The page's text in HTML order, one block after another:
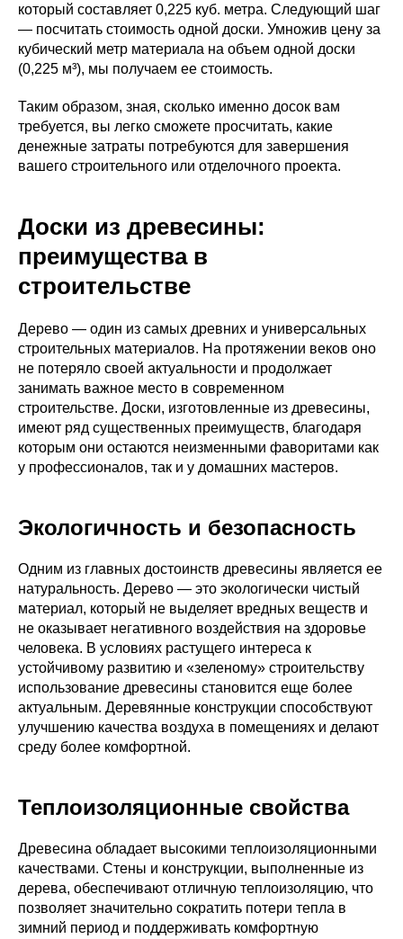
который составляет 0,225 куб. метра. Следующий шаг
— посчитать стоимость одной доски. Умножив цену за
кубический метр материала на объем одной доски
(0,225 м³), мы получаем ее стоимость.
Таким образом, зная, сколько именно досок вам
требуется, вы легко сможете просчитать, какие
денежные затраты потребуются для завершения
вашего строительного или отделочного проекта.
Доски из древесины:
преимущества в
строительстве
Дерево — один из самых древних и универсальных
строительных материалов. На протяжении веков оно
не потеряло своей актуальности и продолжает
занимать важное место в современном
строительстве. Доски, изготовленные из древесины,
имеют ряд существенных преимуществ, благодаря
которым они остаются неизменными фаворитами как
у профессионалов, так и у домашних мастеров.
Экологичность и безопасность
Одним из главных достоинств древесины является ее
натуральность. Дерево — это экологически чистый
материал, который не выделяет вредных веществ и
не оказывает негативного воздействия на здоровье
человека. В условиях растущего интереса к
устойчивому развитию и «зеленому» строительству
использование древесины становится еще более
актуальным. Деревянные конструкции способствуют
улучшению качества воздуха в помещениях и делают
среду более комфортной.
Теплоизоляционные свойства
Древесина обладает высокими теплоизоляционными
качествами. Стены и конструкции, выполненные из
дерева, обеспечивают отличную теплоизоляцию, что
позволяет значительно сократить потери тепла в
зимний период и поддерживать комфортную